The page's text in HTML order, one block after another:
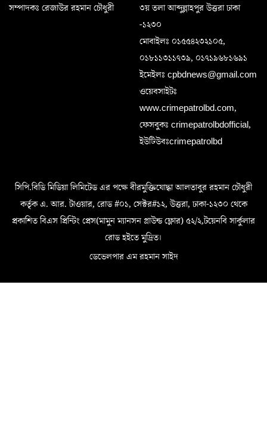
সম্পাদকঃ রেজাউর রহমান চৌধুরী
৩য় তলা আব্দুল্লাহপুর উত্তরা ঢাকা
-১২৩০
মোবাইলঃ ০১৫৫৪২৩২১০৫,
০১৮১১৩১১৭৩৯, ০১৭১৯৬৮১৬৯১
ইমেইলঃ cpbdnews@gmail.com
ওয়েবসাইটঃ
www.crimepatrolbd.com,
ফেসবুকঃ crimepatrolbdofficial,
ইউটিউবঃcrimepatrolbd
সিপি.বিডি মিডিয়া লিমিটেড এর পক্ষে বীরমুক্তিযোদ্ধা আলতাবুর রহমান চৌধুরী
কর্তৃক এ. আর. টাওয়ার, রোড #০১, সেক্টর#১২, উত্তরা, ঢাকা-১২৩০ থেকে
প্রকাশিত বিএস প্রিন্টিং প্রেস(মামুন ম্যানসন গ্রাউন্ড ফ্লোর) ৫২/২,টয়েনবি সার্কুলার
রোড হইতে মুদ্রিত।
ডেভেলপার এম রহমান সাইদ